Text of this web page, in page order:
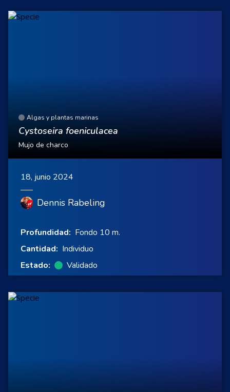
Algas y plantas marinas
Cystoseira foeniculacea
Mujo de charco
18, junio 2024
Dennis Rabeling
Profundidad: Fondo 10 m.
Cantidad: Individuo
Estado:
Validado